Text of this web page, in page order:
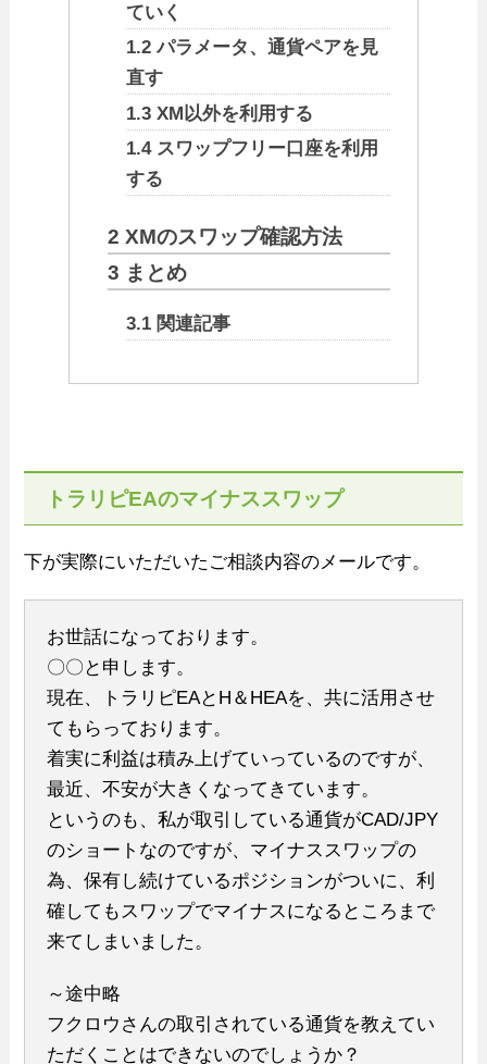
ていく
1.2パラメータ、通貨ペアを見
直す
1.3XM以外を利用する
1.4スワップフリー口座を利用
する
2 XMのスワップ確認方法
3 まとめ
3.1関連記事
トラリピEAのマイナススワップ
下が実際にいただいたご相談内容のメールです。
お世話になっております。
〇〇と申します。
現在、トラリピEAとH＆HEAを、共に活用させ
てもらっております。
着実に利益は積み上げていっているのですが、
最近、不安が大きくなってきています。
というのも、私が取引している通貨がCAD/JPY
のショートなのですが、マイナススワップの
為、保有し続けているポジションがついに、利
確してもスワップでマイナスになるところまで
来てしまいました。
～途中略
フクロウさんの取引されている通貨を教えてい
ただくことはできないのでしょうか？